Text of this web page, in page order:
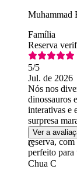
Muhammad
Família
Reserva
5/5
Jul. de 2026
Nós nos
dinossauros
interativas e
surpresa
forma
reserva,
perfeito para
Ver a
C
Chua C